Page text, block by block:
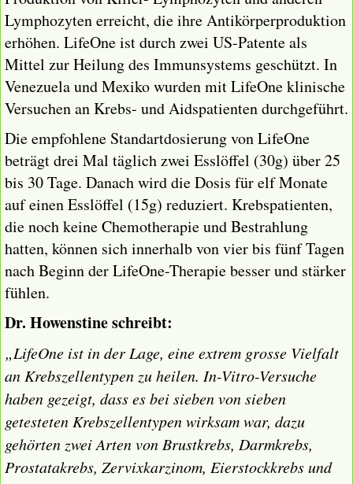
Lymphozyten erreicht, die ihre Antikörperproduktion
erhöhen. LifeOne ist durch zwei US-Patente als
Mittel zur Heilung des Immunsystems geschützt. In
Venezuela und Mexiko wurden mit LifeOne klinische
Versuchen an Krebs- und Aidspatienten durchgeführt.
Die empfohlene Standartdosierung von LifeOne
beträgt drei Mal täglich zwei Esslöffel (30g) über 25
bis 30 Tage. Danach wird die Dosis für elf Monate
auf einen Esslöffel (15g) reduziert. Krebspatienten,
die noch keine Chemotherapie und Bestrahlung
hatten, können sich innerhalb von vier bis fünf Tagen
nach Beginn der LifeOne-Therapie besser und stärker
fühlen.
Dr. Howenstine schreibt:
„LifeOne ist in der Lage, eine extrem grosse Vielfalt
an Krebszellentypen zu heilen. In-Vitro-Versuche
haben gezeigt, dass es bei sieben von sieben
getesteten Krebszellentypen wirksam war, dazu
gehörten zwei Arten von Brustkrebs, Darmkrebs,
Prostatakrebs, Zervixkarzinom, Eierstockkrebs und